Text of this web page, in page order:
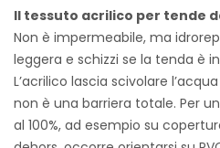
Il tessuto acrilico per tende
Non è impermeabile, ma
leggera e schizzi se la tenda è
L’acrilico lascia scivolare
non è una barriera totale. Per
al 100%, ad esempio su